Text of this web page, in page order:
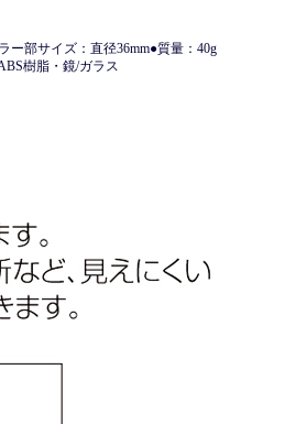
ー部サイズ：直径36mm●質量：40g
樹脂・鏡/ガラス